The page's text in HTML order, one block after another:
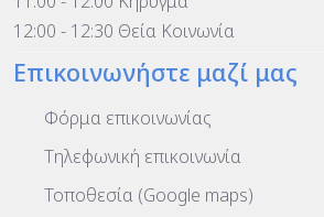
12:00 - 12:30 Θεία Κοινωνία
Επικοινωνήστε μαζί μας
Φόρμα επικοινωνίας
Τηλεφωνική επικοινωνία
Τοποθεσία (Google maps)